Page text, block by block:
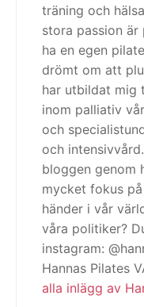
träning och
stora passion
ha en egen
drömt om att
har utbildat mig
inom palliativ
och
och
bloggen genom
mycket fokus
händer i vår
våra politiker?
instagram:
Hannas Pilates
alla inlägg av